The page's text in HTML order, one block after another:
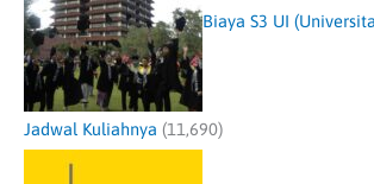
Biaya S3 UI
Jadwal Kuliahnya (11,690)